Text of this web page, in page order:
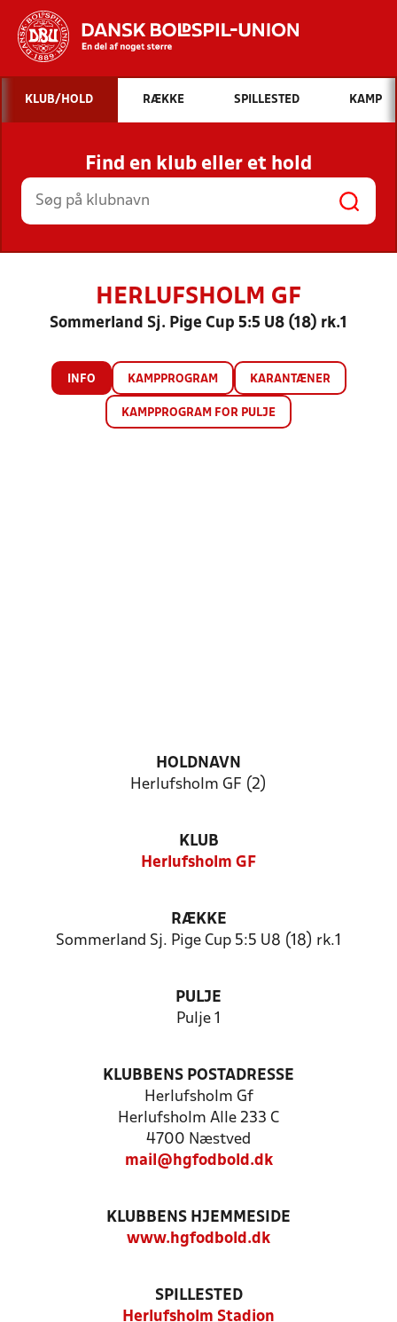
Hvad vil du søge efter?
INDHOLD OG NYHEDER
STILLINGER, RESULTATER, KLUBBER OG
HOLD
KLUB/HOLD RÆKKE SPILLESTED KAMP
Find en klub eller et hold
HERLUFSHOLM GF
Sommerland Sj. Pige Cup 5:5 U8 (18) rk.1
INFO KAMPPROGRAM KARANTÆNER
KAMPPROGRAM FOR PULJE
HOLDNAVN
Herlufsholm GF (2)
KLUB
Herlufsholm GF
RÆKKE
Sommerland Sj. Pige Cup 5:5 U8 (18) rk.1
PULJE
Pulje 1
KLUBBENS POSTADRESSE
Herlufsholm Gf
Herlufsholm Alle 233 C
4700 Næstved
mail@hgfodbold.dk
KLUBBENS HJEMMESIDE
www.hgfodbold.dk
SPILLESTED
Herlufsholm Stadion